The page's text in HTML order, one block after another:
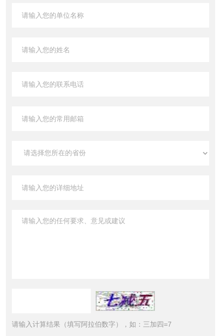
请输入计算结果（填写阿拉伯数字），如：三加四=7